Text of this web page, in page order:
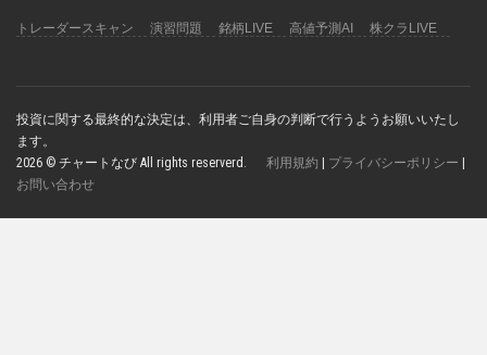
トレーダースキャン 演習問題 銘柄LIVE 高値予測AI 株クラLIVE
投資に関する最終的な決定は、利用者ご自身の判断で行うようお願いいたし
ます。
2026 © チャートなび All rights reserverd. 利用規約 | プライバシーポリシー |
お問い合わせ